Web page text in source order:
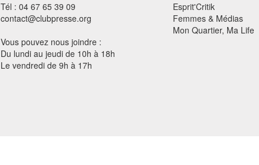
Tél : 04 67 65 39 09
contact@clubpresse.org
Vous pouvez nous joindre :
Du lundi au jeudi de 10h à 18h
Le vendredi de 9h à 17h
Esprit'Critik
Femmes & Médias
Mon Quartier, Ma Life